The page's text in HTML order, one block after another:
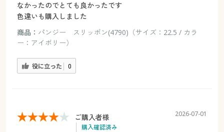
なかったのでとても良かったです
色違いも購入しました
商品： パンジー スリッポン(4790)（サイズ：22.5 / カラ
ー：アイボリー）
役に立った 0
ご購入者様
購入確認済み
2026-07-01